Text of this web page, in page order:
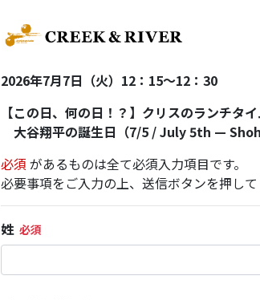
2026年7月7日（火）12：15～12：30
【この日、何の日！？】クリスのランチタ
大谷翔平の誕生日（7/5 / July 5th —
必須 があるものは全て必須入力項目です。
必要事項をご入力の上、送信ボタンを押して
姓